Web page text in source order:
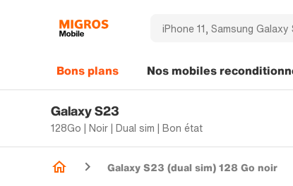
Bons plans Nos mobiles
Galaxy S23
128Go | Noir | Dual sim | Bon état
Galaxy S23 (dual sim) 128 Go noir